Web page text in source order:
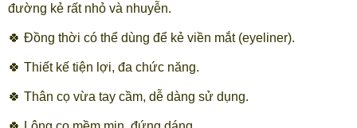
đường kẻ rất nhỏ và nhuyễn.
🍀 Đồng thời có thể dùng để kẻ viền mắt (eyeliner).
🍀 Thiết kế tiện lợi, đa chức năng.
🍀 Thân cọ vừa tay cầm, dễ dàng sử dụng.